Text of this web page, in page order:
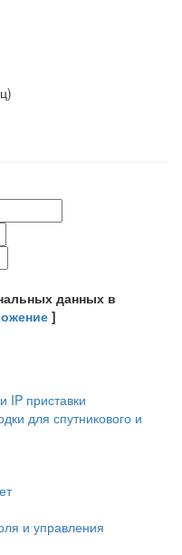
данных в
]
IP приставки
для спутникового и
и управления